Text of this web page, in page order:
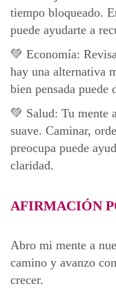
tiempo bloqueado.
puede ayudarte a
💚 Economía:
hay una alternativa
bien pensada puede
💚 Salud: Tu mente
suave. Caminar,
preocupa puede
claridad.
AFIRMACIÓN
Abro mi mente a
camino y avanzo
crecer.